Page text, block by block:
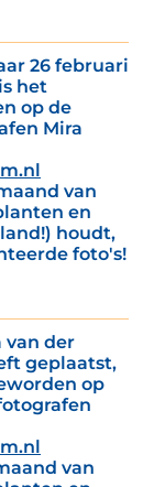
26 februari
het
op de
Mira
van
en
houdt,
foto's!
van der
geplaatst,
op
van